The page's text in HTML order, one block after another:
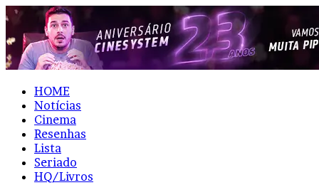
HOME
Notícias
Cinema
Resenhas
Lista
Seriado
HQ/Livros